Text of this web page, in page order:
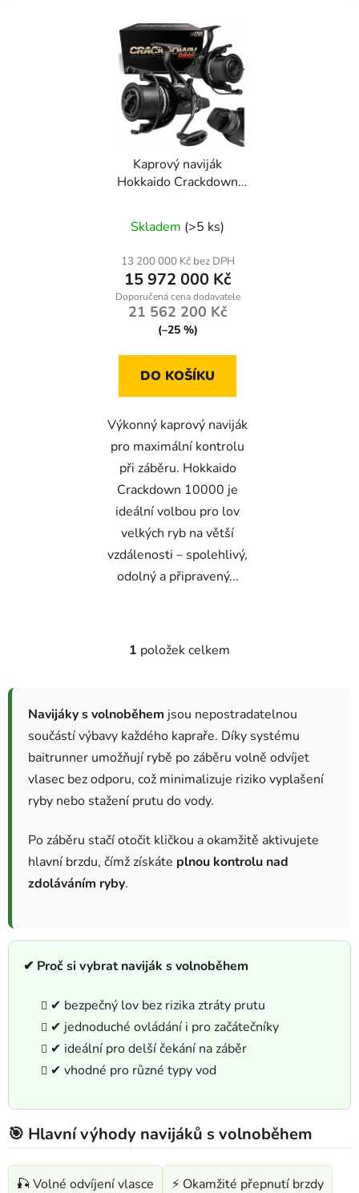
Kaprový naviják
Hokkaido Crackdown
brzdou pro daleké hody
Skladem (>5 ks)
13 200 000 Kč bez DPH
15 972 000 Kč
21 562 200 Kč
(–25 %)
DO KOŠÍKU
Výkonný kaprový naviják
pro maximální kontrolu
při záběru. Hokkaido
Crackdown 10000 je
ideální volbou pro lov
velkých ryb na větší
vzdálenosti – spolehlivý,
odolný a připravený...
O
á
d
a
c
í
p
v
k
y
i
u
1 položek celkem
Navijáky s volnoběhem jsou nepostradatelnou
součástí výbavy každého kapraře. Díky systému
baitrunner umožňují rybě po záběru volně odvíjet
vlasec bez odporu, což minimalizuje riziko vyplašení
ryby nebo stažení prutu do vody.
Po záběru stačí otočit kličkou a okamžitě aktivujete
hlavní brzdu, čímž získáte plnou kontrolu nad
zdoláváním ryby.
✔ Proč si vybrat naviják s volnoběhem
✔ bezpečný lov bez rizika ztráty prutu
✔ jednoduché ovládání i pro začátečníky
✔ ideální pro delší čekání na záběr
✔ vhodné pro různé typy vod
🎯 Hlavní výhody navijáků s volnoběhem
🎣 Volné odvíjení vlasce ⚡ Okamžité přepnutí brzdy